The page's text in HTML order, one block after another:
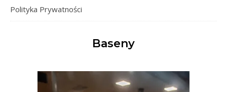
Polityka Prywatności
Baseny